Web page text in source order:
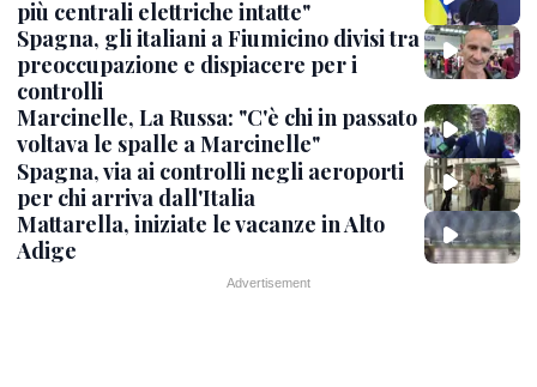
più centrali elettriche intatte"
Spagna, gli italiani a Fiumicino divisi tra
preoccupazione e dispiacere per i
controlli
Marcinelle, La Russa: "C'è chi in passato
voltava le spalle a Marcinelle"
Spagna, via ai controlli negli aeroporti
per chi arriva dall'Italia
Mattarella, iniziate le vacanze in Alto
Adige